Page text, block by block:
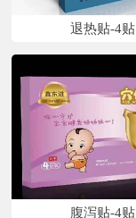
退热贴-4贴
腹泻贴-4贴